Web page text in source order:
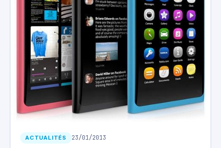
ACTUALITÉS 23/01/2013